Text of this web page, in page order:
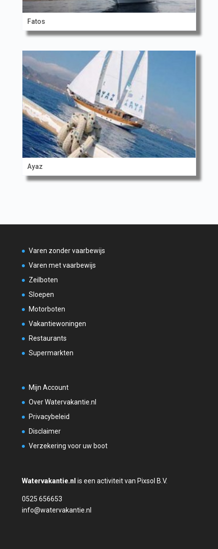
Fatos
Ayaz
Varen zonder vaarbewijs
Varen met vaarbewijs
Zeilboten
Sloepen
Motorboten
Vakantiewoningen
Restaurants
Supermarkten
Mijn Account
Over Watervakantie.nl
Privacybeleid
Disclaimer
Verzekering voor uw boot
Watervakantie.nl is een activiteit van Pixsol B.V.
0525 656653
info@watervakantie.nl